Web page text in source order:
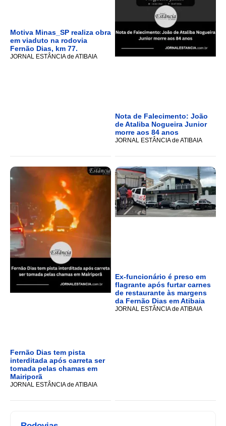
Motiva Minas_SP realiza obra
em viaduto na rodovia
Fernão Dias, km 77.
JORNAL ESTÂNCIA de ATIBAIA
Nota de Falecimento: João
de Ataliba Nogueira Junior
morre aos 84 anos
JORNAL ESTÂNCIA de ATIBAIA
Fernão Dias tem pista
interditada após carreta ser
tomada pelas chamas em
Mairiporã
JORNAL ESTÂNCIA de ATIBAIA
Ex-funcionário é preso em
flagrante após furtar carnes
de restaurante às margens
da Fernão Dias em Atibaia
JORNAL ESTÂNCIA de ATIBAIA